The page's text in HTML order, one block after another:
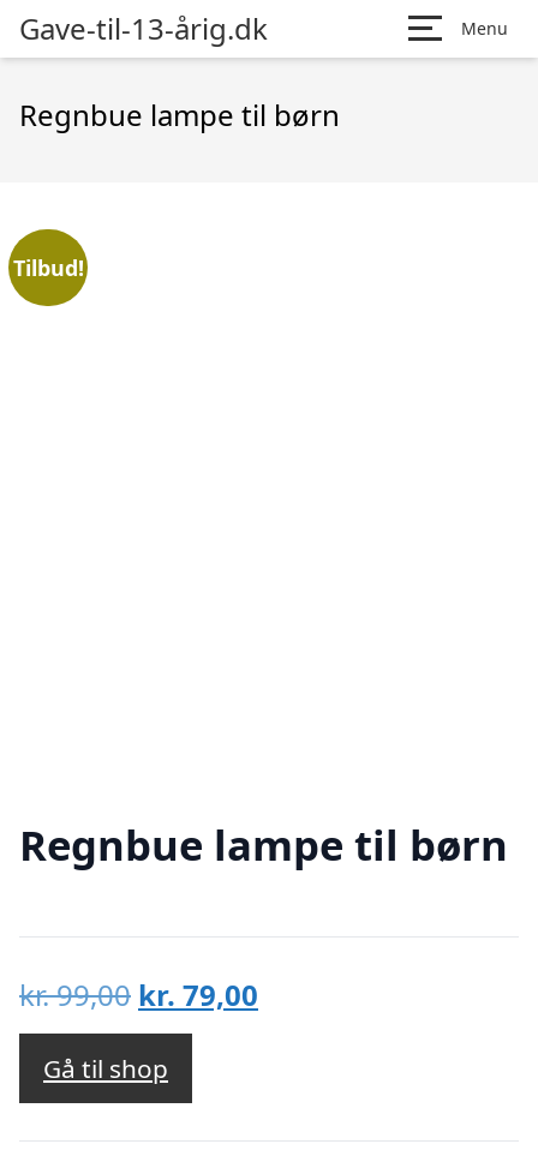
Gave-til-13-årig.dk Menu
Regnbue lampe til børn
Tilbud!
Regnbue lampe til børn
kr.99,00 Den
oprindelige
pris
var:
kr. 99,00.
kr. 79,00
kr. 79,00.
Gå til shop